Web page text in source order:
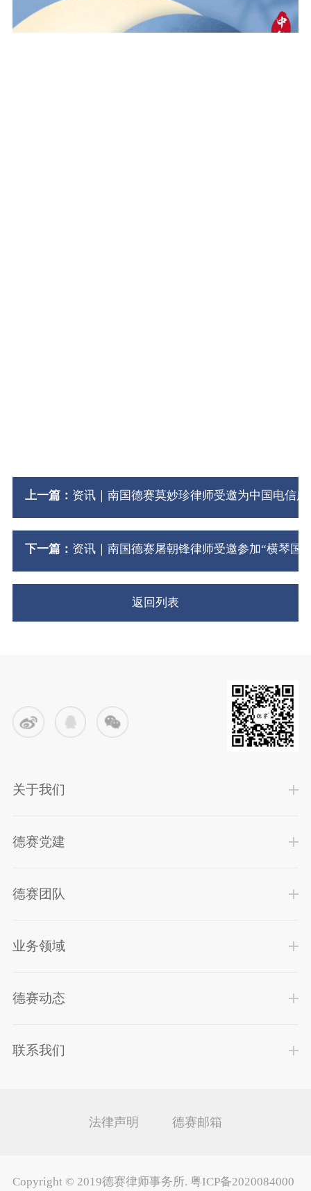
上一篇： 资讯｜南国德赛莫妙珍律师受邀为中国电信
下一篇： 资讯｜南国德赛屠朝锋律师受邀参加“横琴国
返回列表
关于我们
德赛党建
德赛团队
业务领域
德赛动态
联系我们
法律声明 德赛邮箱
Copyright © 2019德赛律师事务所. 粤ICP备2020084000